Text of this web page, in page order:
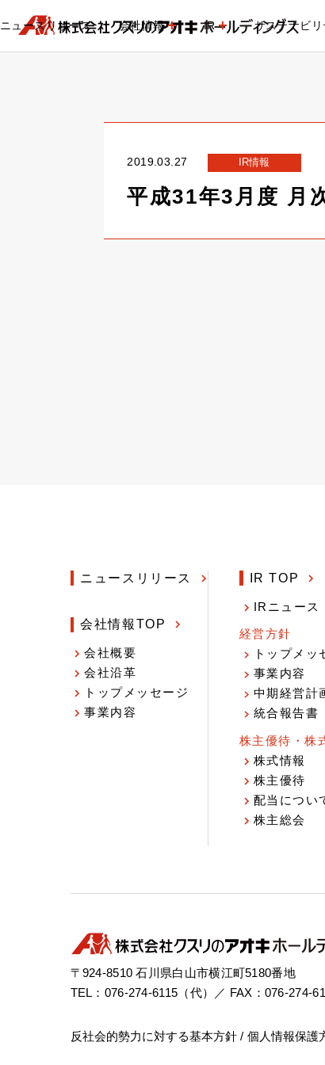
ニュースリリース 会社情報 IR サステナビリ
2019.03.27 IR情報
平成31年3月度 月
ニュースリリース
会社情報TOP
会社概要
会社沿革
トップメッセージ
事業内容
IR TOP
IRニュース
経営方針
トップメッ
事業内容
中期経営計
統合報告書
株主優待・株
株式情報
株主優待
配当につい
株主総会
〒924-8510 石川県白山市横江町5180番地
TEL：076-274-6115（代）／ FAX：076-274-
反社会的勢力に対する基本方針 個人情報保護